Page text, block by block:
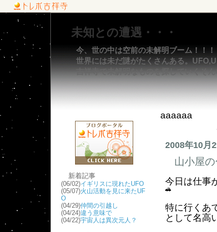
未知との遭遇・・・
今、世の中は空前の未解明ブーム！！！
世界には未だ謎がたくさんある。
吉祥寺で未解明なものを探していくそ
新着記事
(06/02)イギリスに現れたUFO
(05/07)火山活動を見に来たUF
O
(04/29)仲間の引越し
(04/24)違う意味で
(04/22)宇宙人は異次元人？
aaaaaa
2008年10月
山小屋
今日は仕事
特に行くあ
として名高